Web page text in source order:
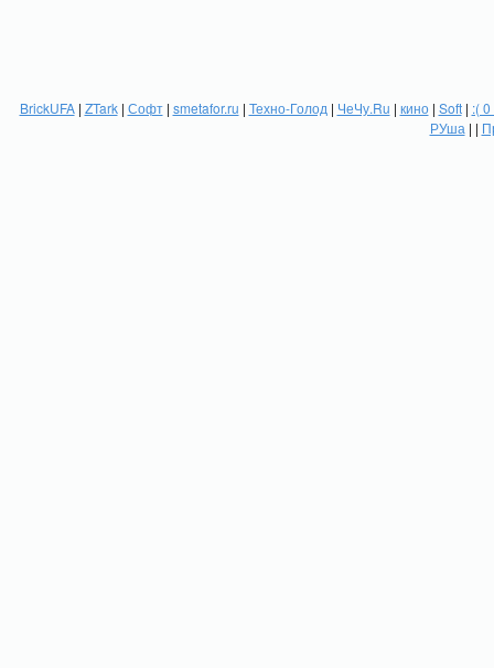
BrickUFA| ZTark| Софт| smetafor.ru | Техно-Голод | ЧеЧу.Ru | кино| Soft| :(
РУша | |